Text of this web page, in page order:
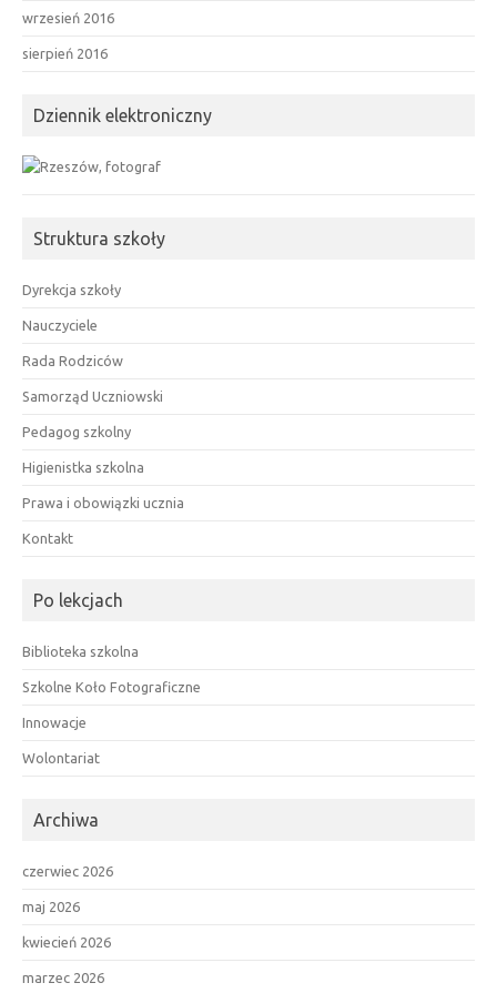
wrzesień 2016
sierpień 2016
Dziennik elektroniczny
Struktura szkoły
Dyrekcja szkoły
Nauczyciele
Rada Rodziców
Samorząd Uczniowski
Pedagog szkolny
Higienistka szkolna
Prawa i obowiązki ucznia
Kontakt
Po lekcjach
Biblioteka szkolna
Szkolne Koło Fotograficzne
Innowacje
Wolontariat
Archiwa
czerwiec 2026
maj 2026
kwiecień 2026
marzec 2026